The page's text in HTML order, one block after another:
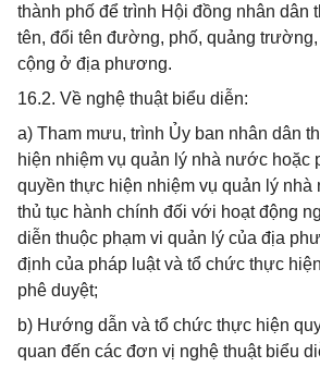
thành phố để trình Hội đồng nhân dân
tên, đổi tên đường, phố, quảng
cộng ở địa phương.
16.2. Về nghệ thuật biểu diễn:
a) Tham mưu, trình Ủy ban nhân dân
hiện nhiệm vụ quản lý nhà nước hoặc
quyền thực hiện nhiệm vụ quản lý
thủ tục hành chính đối với hoạt động
diễn thuộc phạm vi quản lý của địa
định của pháp luật và tổ chức thực
phê duyệt;
b) Hướng dẫn và tổ chức thực hiện
quan đến các đơn vị nghệ thuật biểu